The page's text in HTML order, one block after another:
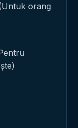
orang